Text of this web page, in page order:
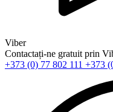
Viber
Contactați-ne gratuit prin
+373 (0) 77 802 111 +373